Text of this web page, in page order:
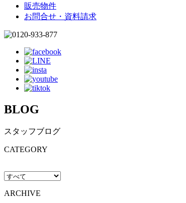
販売物件
お問合せ・資料請求
BLOG
スタッフブログ
CATEGORY
ARCHIVE